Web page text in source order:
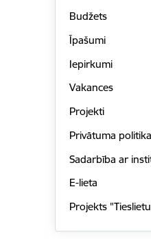
Budžets
Īpašumi
Iepirkumi
Vakances
Projekti
Privātuma politika
Sadarbība ar
E-lieta
Projekts